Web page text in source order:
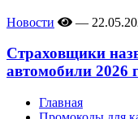
Новости —
Страховщики
автомобили 2026
Главная